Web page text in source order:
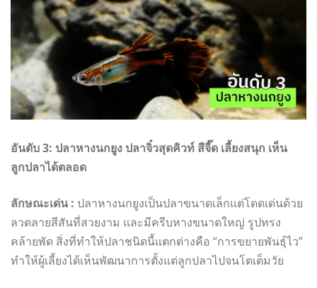
อันดับ 3: ปลาหางนกยูง ปลาจิ๋วสุดคิวท์ สีจี๊ด เลี้ยงสนุก เห็น
ลูกปลาได้ตลอด
ลักษณะเด่น : ปลาหางนกยูงเป็นปลาขนาดเล็กแต่โดดเด่นด้วย
ลวดลายสีสันที่สวยงาม และมีครีบหางขนาดใหญ่ รูปทรง
คล้ายพัด สิ่งที่ทำให้ปลาชนิดนี้แตกต่างคือ “การขยายพันธุ์ไว”
ทำให้ผู้เลี้ยงได้เห็นพัฒนาการตั้งแต่ลูกปลาไปจนโตเต็มวัย